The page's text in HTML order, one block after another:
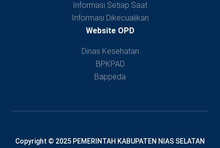
Informasi Setiap Saat
Informasi Dikecualikan
Website OPD
Dinas Kesehatan
BPKPAD
Bappeda
Copyright © 2025 PEMERINTAH KABUPATEN NIAS SELATAN